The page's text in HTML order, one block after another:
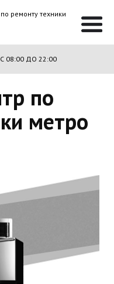
ремонту техники
08:00 ДО 22:00
по
метро